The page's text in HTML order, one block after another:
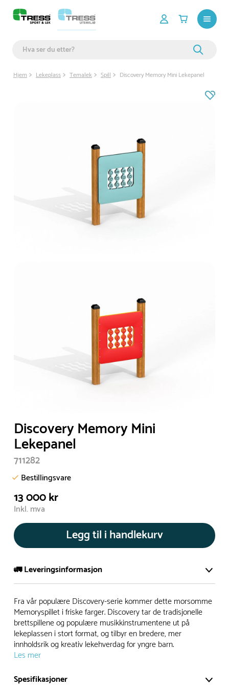
Hjem Lekeplass Temalek Spill Discovery Memory Mini Lekepanel
Discovery Memory Mini
Lekepanel
711282
Bestillingsvare
13 000 kr
Inkl. mva
Legg til i handlekurv
🚛 Leveringsinformasjon
De aller fleste av våre lekeapparat produseres på bestilling.
Leveringstid på bestillingsvarer vil være 8+ uker.
I høysesong må lengre leveringstid påregnes.
Rask levering
Hos oss finner du flere produkter merket ‘Rask Levering’.
Fra vår populære Discovery-serie kommer dette morsomme
Memoryspillet i friske farger. Discovery tar de tradisjonelle
brettspillene og populære musikkinstrumentene ut på
lekeplassen i stort format, og tilbyr en bredere, mer
innholdsrik og kreativ lekehverdag for yngre barn.
Les mer
Spesifikasjoner